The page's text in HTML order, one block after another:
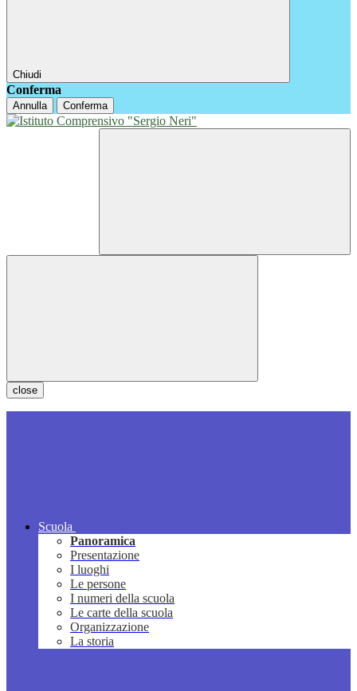
Chiudi
Conferma
Annulla Conferma
close
Scuola
Panoramica
Presentazione
I luoghi
Le persone
I numeri della scuola
Le carte della scuola
Organizzazione
La storia